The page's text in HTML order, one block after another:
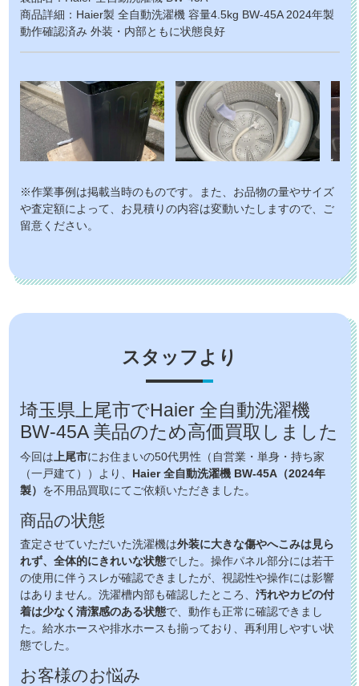
商品詳細：Haier製 全自動洗濯機 容量4.5kg BW-45A 2024年製
動作確認済み 外装・内部ともに状態良好
※作業事例は掲載当時のものです。また、お品物の量やサイズ
や査定額によって、お見積りの内容は変動いたしますので、ご
留意ください。
スタッフより
埼玉県上尾市でHaier 全自動洗濯機
BW-45A 美品のため高価買取しました
今回は上尾市にお住まいの50代男性（自営業・単身・持ち家
（一戸建て））より、 Haier 全自動洗濯機 BW-45A（2024年
製） を不用品買取にてご依頼いただきました。
商品の状態
査定させていただいた洗濯機は外装に大きな傷やへこみは見ら
れず、全体的にきれいな状態でした。操作パネル部分には若干
の使用に伴うスレが確認できましたが、視認性や操作には影響
はありません。洗濯槽内部も確認したところ、 汚れやカビの付
着は少なく清潔感のある状態で、動作も正常に確認できまし
た。給水ホースや排水ホースも揃っており、再利用しやすい状
態でした。
お客様のお悩み